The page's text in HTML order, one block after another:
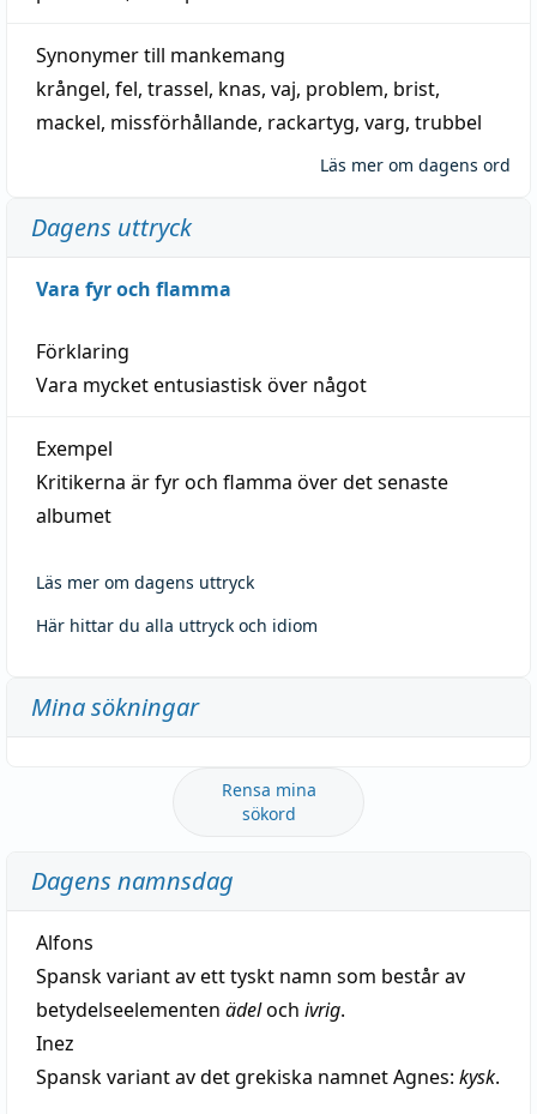
Synonymer till mankemang
krångel, fel, trassel, knas, vaj, problem, brist,
mackel, missförhållande, rackartyg, varg, trubbel
Läs mer om dagens ord
Dagens uttryck
Vara fyr och flamma
Förklaring
Vara mycket entusiastisk över något
Exempel
Kritikerna är fyr och flamma över det senaste
albumet
Läs mer om dagens uttryck
Här hittar du alla uttryck och idiom
Mina sökningar
Rensa mina
sökord
Dagens namnsdag
Alfons
Spansk variant av ett tyskt namn som består av
betydelseelementen ädeloch ivrig.
Inez
Spansk variant av det grekiska namnet Agnes: kysk.